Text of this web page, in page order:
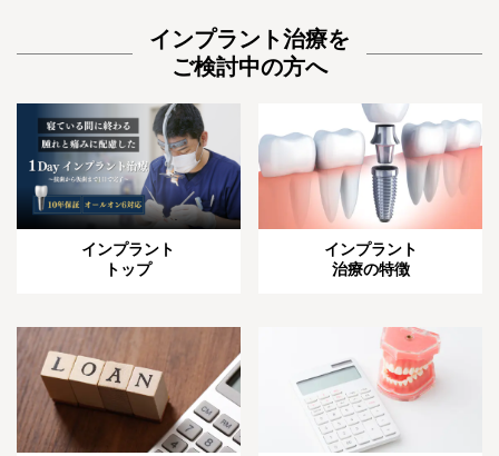
インプラント治療を
ご検討中の方へ
インプラント
トップ
インプラント
治療の特徴